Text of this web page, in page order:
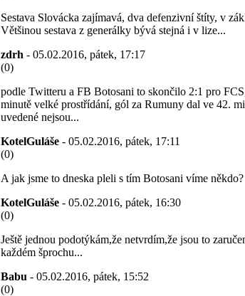
Sestava Slovácka zajímavá, dva defenzivní štíty, v
Většinou sestava z generálky bývá stejná i v lize...
zdrh - 05.02.2016, pátek, 17:17
(0)
podle Twitteru a FB Botosani to skončilo 2:1 pro
minutě velké prostřídání, gól za Rumuny dal ve 42.
uvedené nejsou...
KotelGuláše - 05.02.2016, pátek, 17:11
(0)
A jak jsme to dneska pleli s tím Botosani víme někdo?
KotelGuláše - 05.02.2016, pátek, 16:30
(0)
Ještě jednou podotýkám,že netvrdím,že jsou to
každém šprochu...
Babu - 05.02.2016, pátek, 15:52
(0)